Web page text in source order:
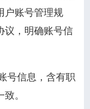
户账号管理规
议，明确账号信
号信息，含有职
。